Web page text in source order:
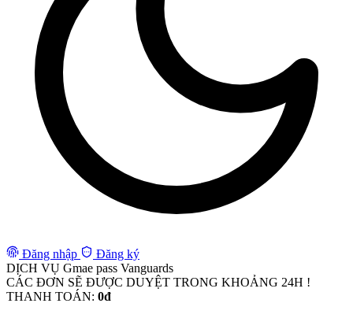
Đăng nhập
Đăng ký
DỊCH VỤ Gmae pass Vanguards
CÁC ĐƠN SẼ ĐƯỢC DUYỆT TRONG KHOẢNG 24H !
THANH TOÁN: 0đ